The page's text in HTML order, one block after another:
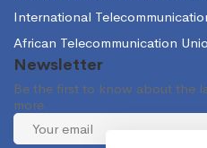
International
African Telecommunication
Newsletter
Be the first to know about the
more.